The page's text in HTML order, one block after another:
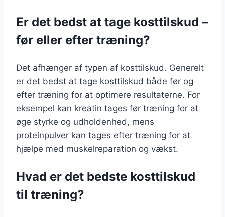
Er det bedst at tage kosttilskud –
før eller efter træning?
Det afhænger af typen af kosttilskud. Generelt
er det bedst at tage kosttilskud både før og
efter træning for at optimere resultaterne. For
eksempel kan kreatin tages før træning for at
øge styrke og udholdenhed, mens
proteinpulver kan tages efter træning for at
hjælpe med muskelreparation og vækst.
Hvad er det bedste kosttilskud
til træning?